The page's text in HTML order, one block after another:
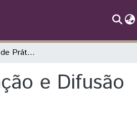
TOM: Laboratório de Práticas de Comunicação e Difusão para a cultura
e Difusão